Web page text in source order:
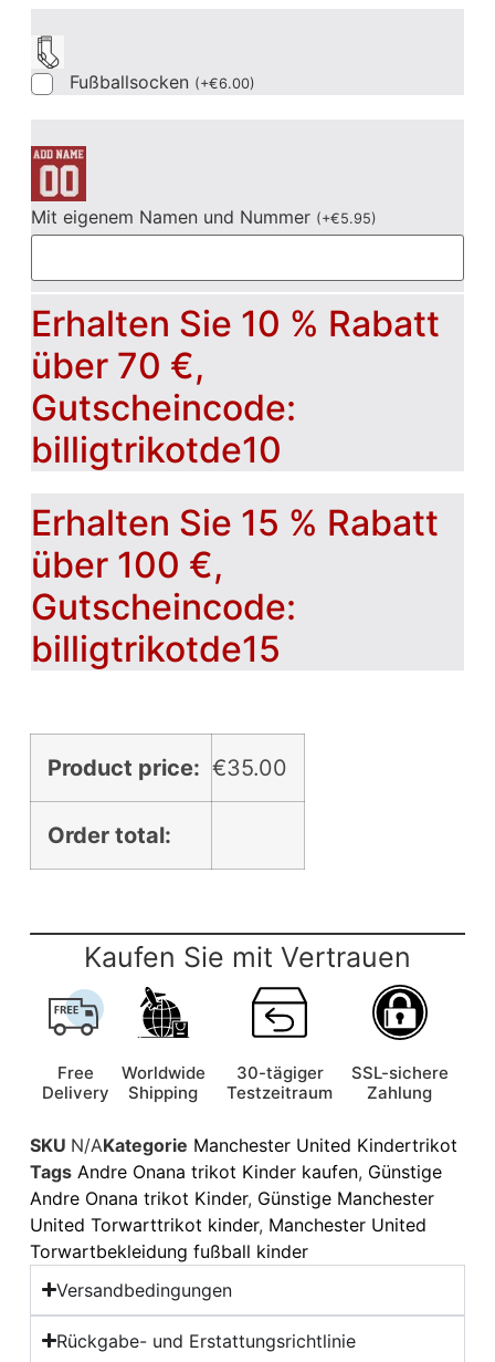
Fußballsocken (+€6.00)
Mit eigenem Namen und Nummer (+€5.95)
Erhalten Sie 10 % Rabatt
über 70 €,
Gutscheincode:
billigtrikotde10
Erhalten Sie 15 % Rabatt
über 100 €,
Gutscheincode:
billigtrikotde15
Product price: €35.00
Order total:
Kaufen Sie mit Vertrauen
Free
Delivery
Worldwide
Shipping
30-tägiger
Testzeitraum
SSL-sichere
Zahlung
SKU N/AKategorie Manchester United Kindertrikot
Tags Andre Onana trikot Kinder kaufen, Günstige
Andre Onana trikot Kinder, Günstige Manchester
United Torwarttrikot kinder, Manchester United
Torwartbekleidung fußball kinder
Versandbedingungen
Rückgabe- und Erstattungsrichtlinie